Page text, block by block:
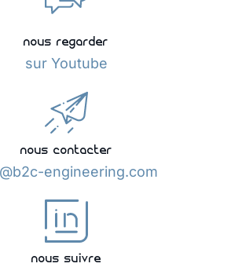
nous regarder
sur Youtube
nous contacter
engineering.com
nous suivre